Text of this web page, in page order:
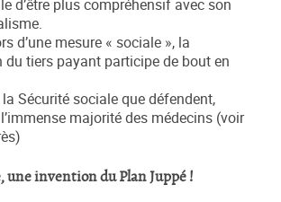
d’être plus compréhensif avec son
d’une mesure « sociale », la
du tiers payant participe de bout en
Sécurité sociale que défendent,
majorité des médecins (voir
une invention du Plan Juppé !